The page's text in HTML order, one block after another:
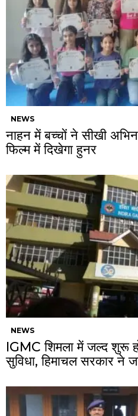
NEWS
नाहन में बच्चों ने सीखी
फिल्म में दिखेगा हुनर
NEWS
IGMC शिमला में जल्द शुरू
सुविधा, हिमाचल सरकार ने